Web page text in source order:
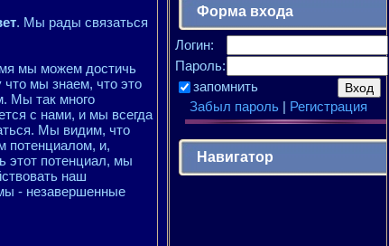
. Мы рады связаться
мы можем достичь
что мы знаем, что это
Мы так много
с нами, и мы всегда
Мы видим, что
потенциалом, и,
этот потенциал, мы
наш
- незавершенные
Форма входа
Логин:
Пароль:
запомнить
Забыл пароль| Регистрация
Навигатор